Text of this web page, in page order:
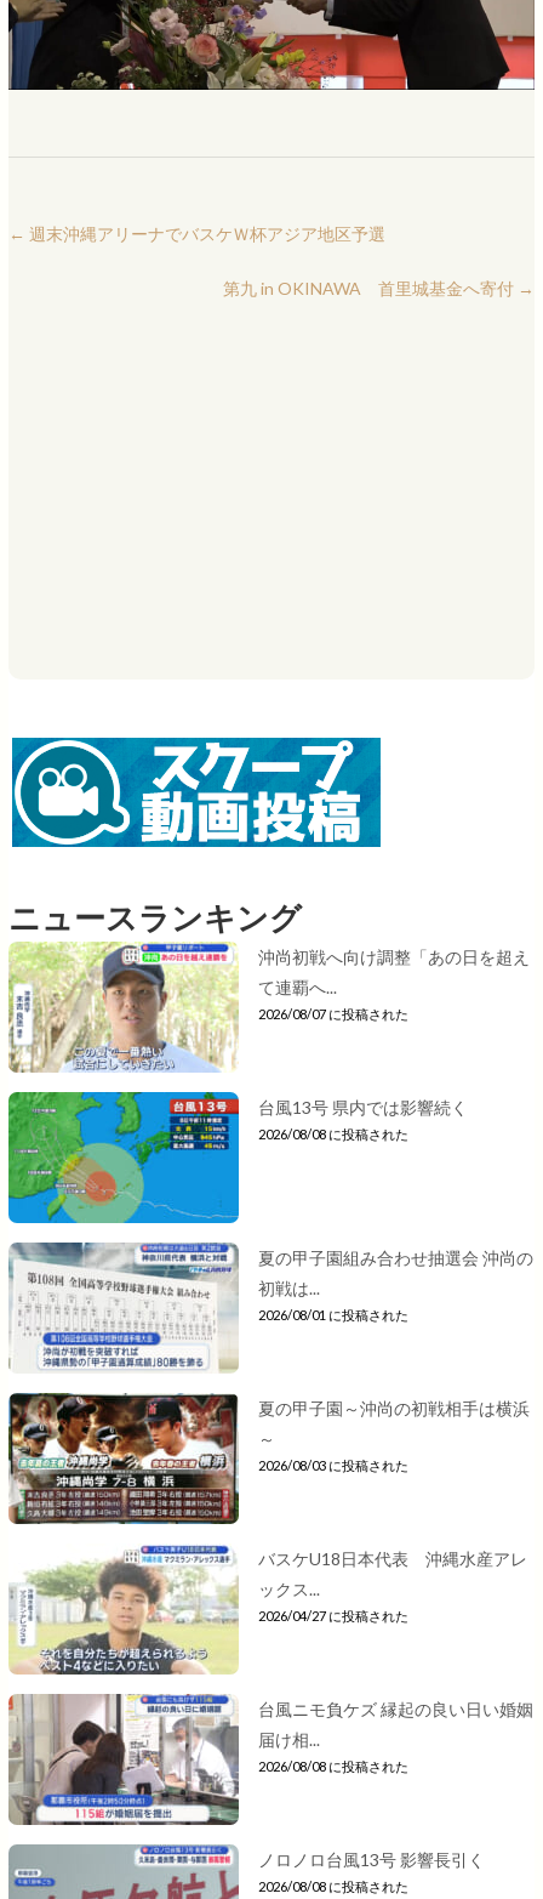
← 週末沖縄アリーナでバスケＷ杯アジア地区予選
第九 in OKINAWA 首里城基金へ寄付 →
ニュースランキング
沖尚初戦へ向け調整「あの日を超え
て連覇へ...
2026/08/07 に投稿された
台風13号 県内では影響続く
2026/08/08 に投稿された
夏の甲子園組み合わせ抽選会 沖尚の
初戦は...
2026/08/01 に投稿された
夏の甲子園～沖尚の初戦相手は横浜
～
2026/08/03 に投稿された
バスケU18日本代表 沖縄水産アレ
ックス...
2026/04/27 に投稿された
台風ニモ負ケズ 縁起の良い日い婚姻
届け相...
2026/08/08 に投稿された
ノロノロ台風13号 影響長引く
2026/08/08 に投稿された